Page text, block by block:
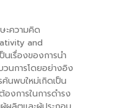
ะความคิด
and
เรื่องของการนำ
วนการโดยอย่างอิง
นพบใหม่เกิดเป็น
งการในการดำรง